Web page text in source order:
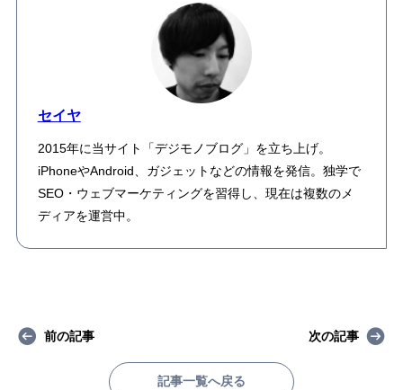
セイヤ
2015年に当サイト「デジモノブログ」を立ち上げ。
iPhoneやAndroid、ガジェットなどの情報を発信。独学で
SEO・ウェブマーケティングを習得し、現在は複数のメ
ディアを運営中。
前の記事
記事一覧へ戻る
次の記事